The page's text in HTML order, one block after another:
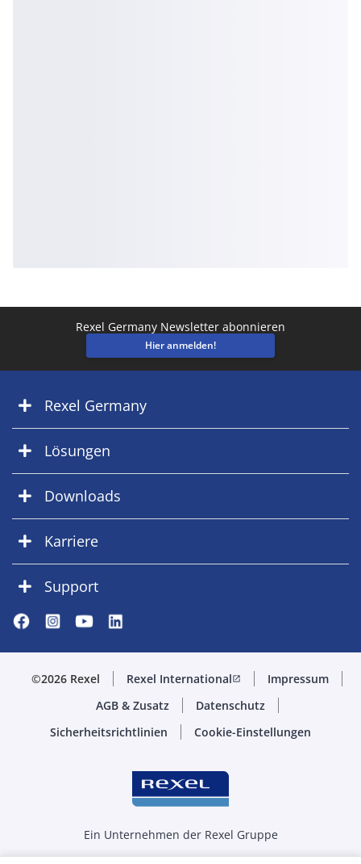
Rexel Germany Newsletter abonnieren
Hier anmelden!
Rexel Germany
Lösungen
Downloads
Karriere
Support
©2026 Rexel Rexel Internationalopen_in_new
Impressum
AGB & Zusatz
Datenschutz
Sicherheitsrichtlinien
Cookie-Einstellungen
Ein Unternehmen der Rexel Gruppe